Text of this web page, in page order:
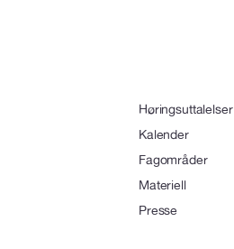
Høringsuttalelser
Kalender
Fagområder
Materiell
Presse